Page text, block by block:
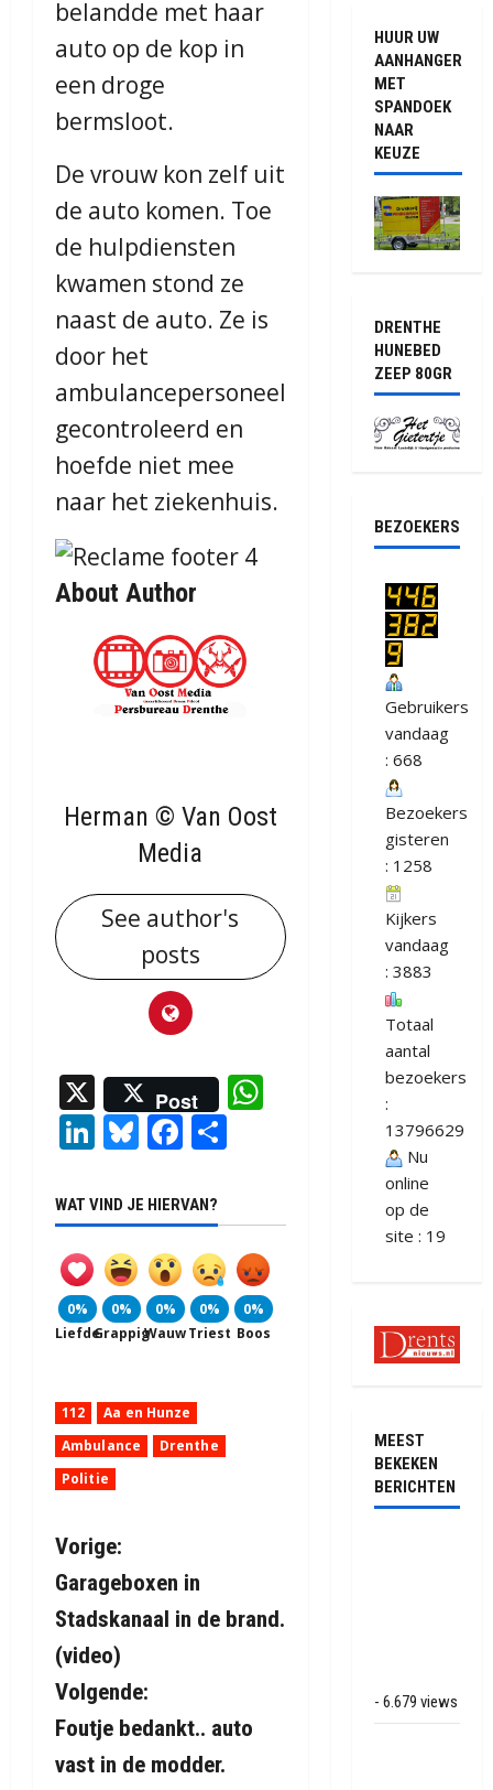
belandde met haar
auto op de kop in
een droge
bermsloot.
De vrouw kon zelf uit
de auto komen. Toe
de hulpdiensten
kwamen stond ze
naast de auto. Ze is
door het
ambulancepersoneel
gecontroleerd en
hoefde niet mee
naar het ziekenhuis.
About Author
Herman © Van Oost
Media
See author's
posts
X Post
WhatsApp
LinkedIn
Bluesky
Facebook
WAT VIND JE HIERVAN?
0%
Liefde
0%
Grappig
0%
Wauw
0%
Triest
0%
Boos
112
Aa en Hunze
Ambulance
Drenthe
Politie
B
e
r
i
c
h
Vorige:
Garageboxen in
Stadskanaal in de brand.
(video)
Volgende:
Foutje bedankt.. auto
vast in de modder.
HUUR UW
AANHANGER
MET
SPANDOEK
NAAR
KEUZE
DRENTHE
HUNEBED
ZEEP 80GR
BEZOEKERS
Gebruikers
vandaag
: 668
Bezoekers
gisteren
: 1258
Kijkers
vandaag
: 3883
Totaal
aantal
bezoekers
:
13796629
Nu
online
op de
site : 19
MEEST
BEKEKEN
BERICHTEN
- 6.679 views